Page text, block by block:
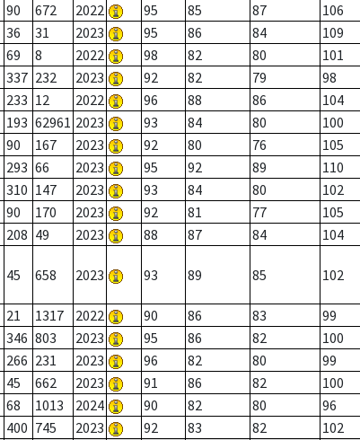
90 672 2022 95 85 87 106
36 31 2023 95 86 84 109
69 8 2022 98 82 80 101
337 232 2023 92 82 79 98
233 12 2022 96 88 86 104
193 62961 2023 93 84 80 100
90 167 2023 92 80 76 105
293 66 2023 95 92 89 110
310 147 2023 93 84 80 102
90 170 2023 92 81 77 105
208 49 2023 88 87 84 104
45 658 2023 93 89 85 102
21 1317 2022 90 86 83 99
346 803 2023 95 86 82 100
266 231 2023 96 82 80 99
45 662 2023 91 86 82 100
68 1013 2024 90 82 80 96
400 745 2023 92 83 82 102